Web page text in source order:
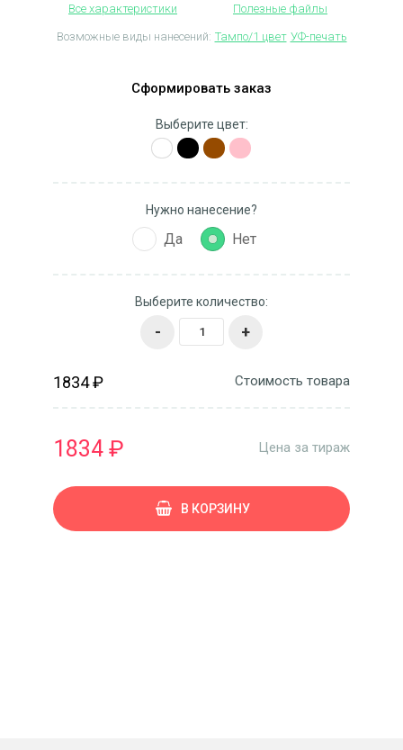
Все характеристики
Полезные файлы
Возможные виды нанесений: Тампо/1 цвет УФ-печать
Сформировать заказ
Выберите цвет:
Нужно нанесение?
Да Нет
Выберите количество:
- +
1834 ₽ Стоимость товара
1834 ₽ Цена за тираж
В КОРЗИНУ